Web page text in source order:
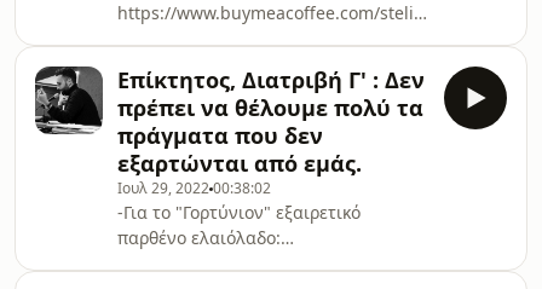
https://www.buymeacoffee.com/steliospap
hl=el Spotify: ΠΕΡΙ ΖΩΗΣ
Επίκτητος, Διατριβή Γ' : Δεν
πρέπει να θέλουμε πολύ τα
πράγματα που δεν
εξαρτώνται από εμάς.
Ιουλ 29, 202200:38:02
-Για το "Γορτύνιον" εξαιρετικό
παρθένο ελαιόλαδο: